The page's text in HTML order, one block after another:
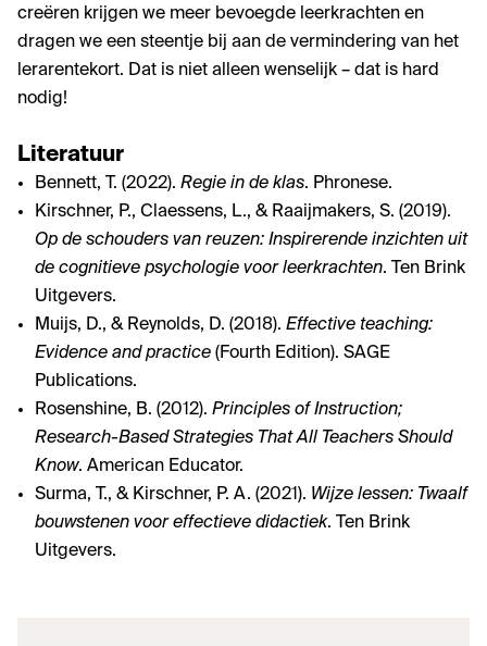
creëren krijgen we meer bevoegde leerkrachten en
dragen we een steentje bij aan de vermindering van het
lerarentekort. Dat is niet alleen wenselijk – dat is hard
nodig!
Literatuur
Bennett, T. (2022). Regie in de klas. Phronese.
Kirschner, P., Claessens, L., & Raaijmakers, S. (2019).
Op de schouders van reuzen: Inspirerende inzichten uit
de cognitieve psychologie voor leerkrachten. Ten Brink
Uitgevers.
Muijs, D., & Reynolds, D. (2018). Effective teaching:
Evidence and practice (Fourth Edition). SAGE
Publications.
Rosenshine, B. (2012). Principles of Instruction;
Research-Based Strategies That All Teachers Should
Know. American Educator.
Surma, T., & Kirschner, P. A. (2021). Wijze lessen: Twaalf
bouwstenen voor effectieve didactiek. Ten Brink
Uitgevers.